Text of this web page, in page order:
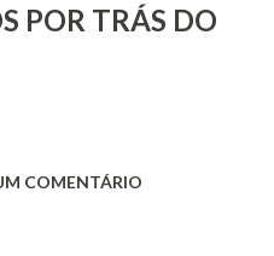
POR TRÁS DO
COMENTÁRIO